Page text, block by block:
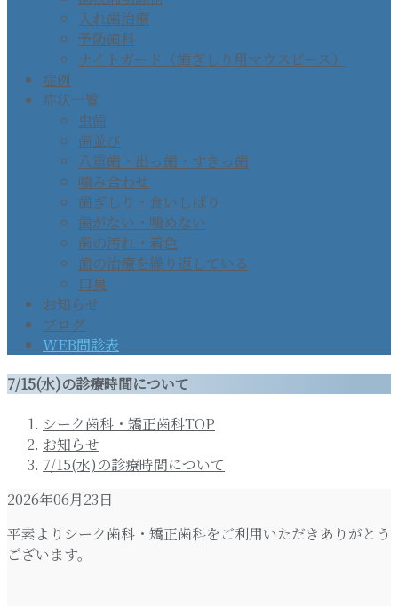
入れ歯治療
予防歯科
ナイトガード（歯ぎしり用マウスピース）
症例
症状一覧
虫歯
歯並び
八重歯・出っ歯・すきっ歯
噛み合わせ
歯ぎしり・食いしばり
歯がない・噛めない
歯の汚れ・着色
歯の治療を繰り返している
口臭
お知らせ
ブログ
WEB問診表
7/15(水)の診療時間について
シーク歯科・矯正歯科TOP
お知らせ
7/15(水)の診療時間について
2026年06月23日
平素よりシーク歯科・矯正歯科をご利用いただきありがとう
ございます。